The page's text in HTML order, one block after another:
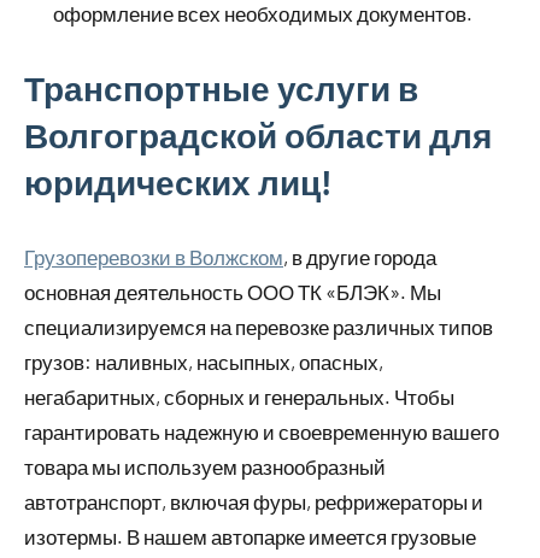
оформление всех необходимых документов.
Транспортные услуги в
Волгоградской области для
юридических лиц!
Грузоперевозки в Волжском, в другие города
основная деятельность ООО ТК «БЛЭК». Мы
специализируемся на перевозке различных типов
грузов: наливных, насыпных, опасных,
негабаритных, сборных и генеральных. Чтобы
гарантировать надежную и своевременную вашего
товара мы используем разнообразный
автотранспорт, включая фуры, рефрижераторы и
изотермы. В нашем автопарке имеется грузовые